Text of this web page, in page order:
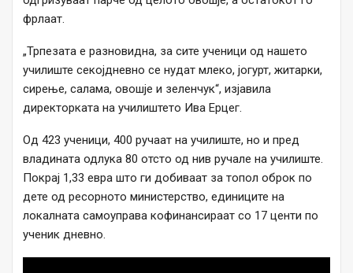
фрлаат.
„Трпезата е разновидна, за сите ученици од нашето
училиште секојдневно се нудат млеко, јогурт, житарки,
сирење, салама, овошје и зеленчук“, изјавила
директорката на училиштето Ива Ерцег.
Од 423 ученици, 400 ручаат на училиште, но и пред
владината одлука 80 отсто од нив ручале на училиште.
Покрај 1,33 евра што ги добиваат за топол оброк по
дете од ресорното министерство, единиците на
локалната самоуправа кофинансираат со 17 центи по
ученик дневно.